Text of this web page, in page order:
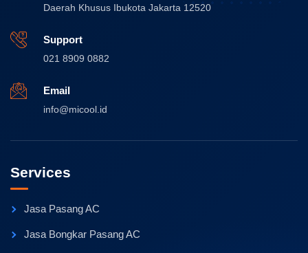
Daerah Khusus Ibukota Jakarta 12520
Support
021 8909 0882
Email
info@micool.id
Services
Jasa Pasang AC
Jasa Bongkar Pasang AC